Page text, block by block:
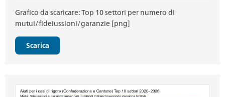
Grafico da scaricare: Top 10 settori per numero di
mutui/fideiussioni/garanzie [png]
Scarica